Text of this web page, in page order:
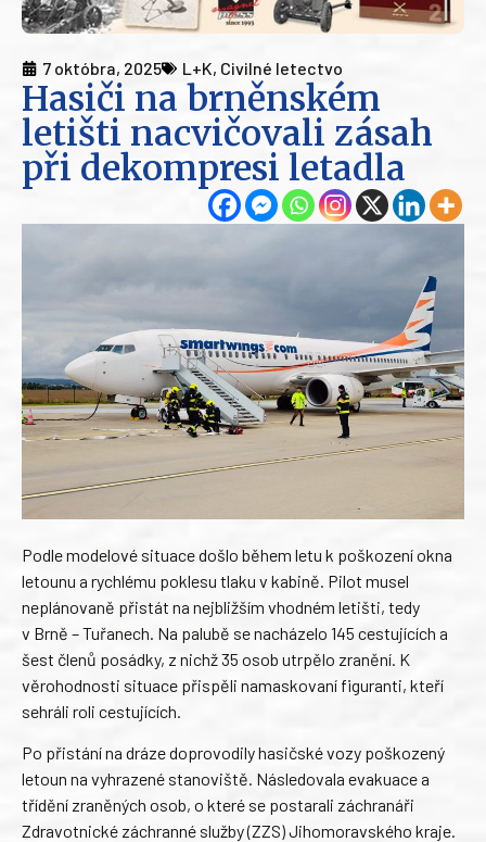
7 októbra, 2025 L+K, Civilné letectvo
Hasiči na brněnském
letišti nacvičovali zásah
při dekompresi letadla
Podle modelové situace došlo během letu k poškození okna
letounu a rychlému poklesu tlaku v kabině. Pilot musel
neplánovaně přistát na nejbližším vhodném letišti, tedy
v Brně – Tuřanech. Na palubě se nacházelo 145 cestujících a
šest členů posádky, z nichž 35 osob utrpělo zranění. K
věrohodnosti situace přispěli namaskovaní figuranti, kteří
sehráli roli cestujících.
Po přistání na dráze doprovodily hasičské vozy poškozený
letoun na vyhrazené stanoviště. Následovala evakuace a
třídění zraněných osob, o které se postarali záchranáři
Zdravotnické záchranné služby (ZZS) Jihomoravského kraje.